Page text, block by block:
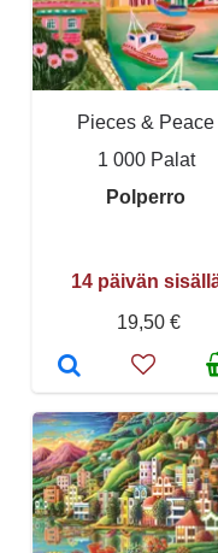
Pieces & Peace
1 000 Palat
Polperro
14 päivän
19,50 €